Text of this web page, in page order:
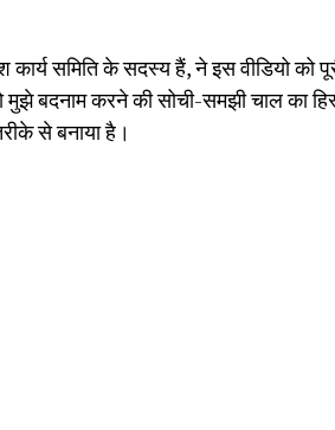
कार्य समिति के सदस्य हैं, ने इस वीडियो को
मुझे बदनाम करने की सोची-समझी चाल का
से बनाया है।